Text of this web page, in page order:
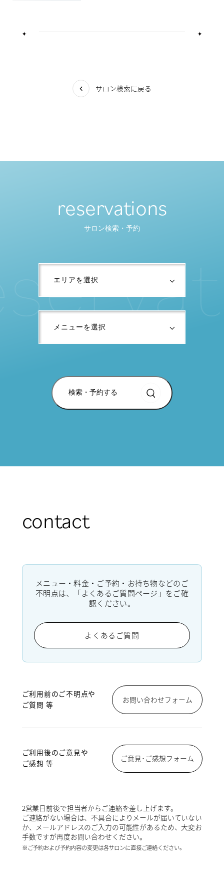
サロン検索に戻る
reservations
サロン検索・予約
検索・予約する
ervati
contact
メニュー・料金・ご予約・お持ち物などのご
不明点は、「よくあるご質問ページ」をご確
認ください。
よくあるご質問
ご利用前のご不明点や
ご質問 等
お問い合わせフォーム
ご利用後のご意見や
ご感想 等
ご意見･ご感想フォーム
2営業日前後で担当者からご連絡を差し上げます。
ご連絡がない場合は、不具合によりメールが届いていない
か、メールアドレスのご入力の可能性があるため、大変お
手数ですが再度お問い合わせください。
※ご予約および予約内容の変更は各サロンに直接ご連絡ください。